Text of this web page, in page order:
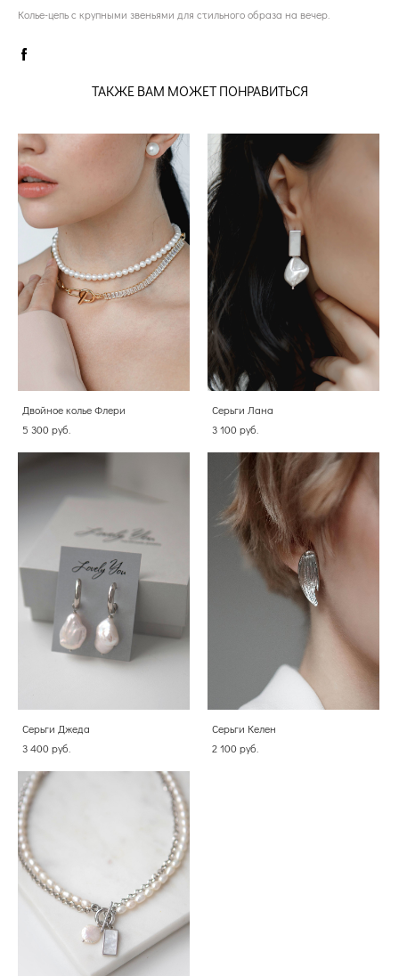
Колье-цепь с крупными звеньями для стильного образа на вечер.
ТАКЖЕ ВАМ МОЖЕТ ПОНРАВИТЬСЯ
Двойное колье Флери
5 300 pуб.
Серьги Лана
3 100 pуб.
Серьги Джеда
3 400 pуб.
Серьги Келен
2 100 pуб.